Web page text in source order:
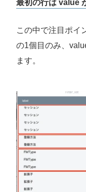
最初の行は value
この中で注目ポイ
の1個目のみ、
ます。